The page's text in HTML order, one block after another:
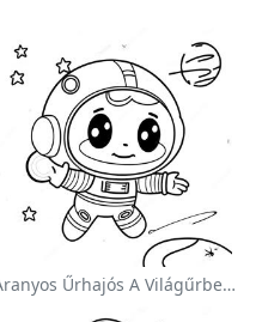
Aranyos Űrhajós A Világűrben Színezőlap